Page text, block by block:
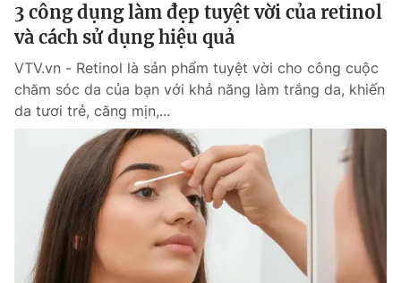
Góc doanh nghiệp
Truyền hình
Hậu trường
Nhân vật
Khán giả
Giải sao mai
Giải trí
Điện ảnh
Đời sống
Làm đẹp
Chất lượng cuộc sống
Giáo dục
Tuyển sinh
Học trực tuyến
Công nghệ
Hitech Công nghệ tương lai
Giao lưu trực tuyến
3 công dụng làm đẹp tuyệt vời của retinol
và cách sử dụng hiệu quả
VTV.vn - Retinol là sản phẩm tuyệt vời cho công cuộc
chăm sóc da của bạn với khả năng làm trắng da, khiến
da tươi trẻ, căng mịn,...